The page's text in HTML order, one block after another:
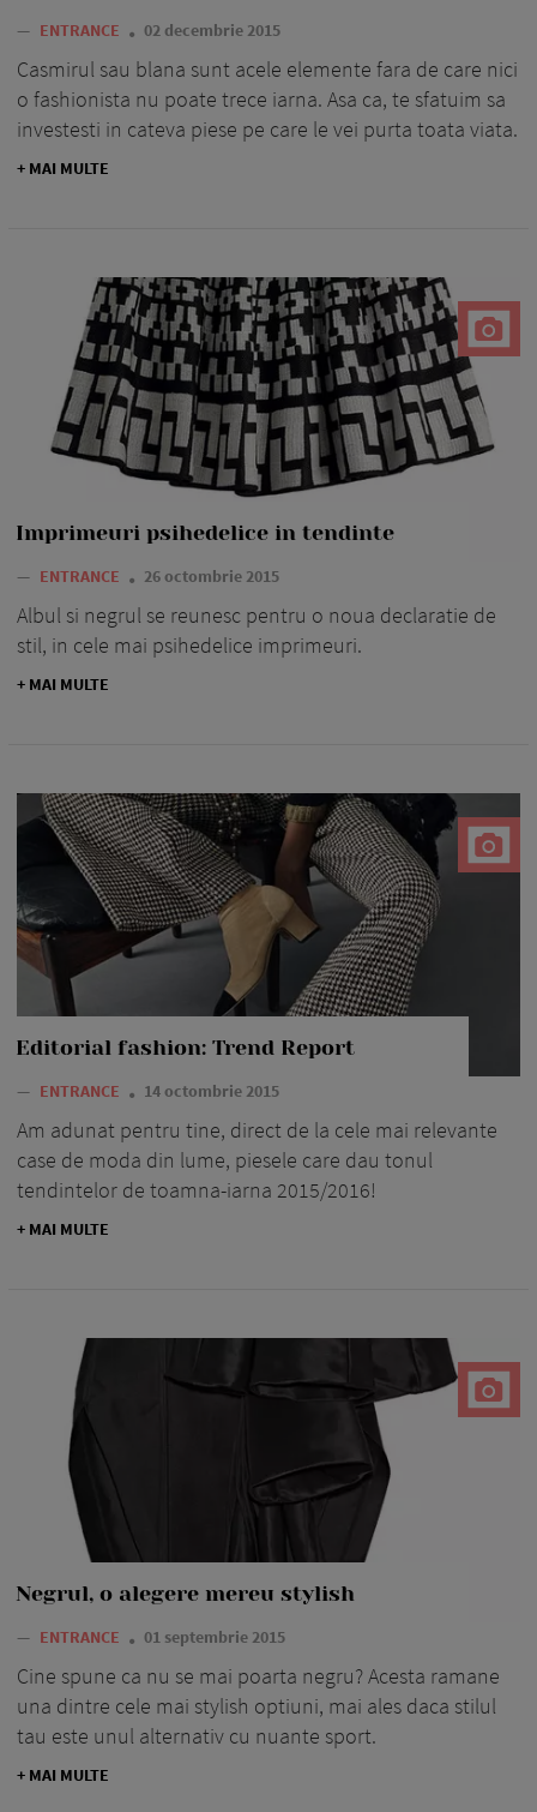
— ENTRANCE 02 decembrie 2015
Casmirul sau blana sunt acele elemente fara de care nici
o fashionista nu poate trece iarna. Asa ca, te sfatuim sa
investesti in cateva piese pe care le vei purta toata viata.
+ MAI MULTE
Imprimeuri psihedelice in tendinte
— ENTRANCE 26 octombrie 2015
Albul si negrul se reunesc pentru o noua declaratie de
stil, in cele mai psihedelice imprimeuri.
+ MAI MULTE
Editorial fashion: Trend Report
— ENTRANCE 14 octombrie 2015
Am adunat pentru tine, direct de la cele mai relevante
case de moda din lume, piesele care dau tonul
tendintelor de toamna-iarna 2015/2016!
+ MAI MULTE
Negrul, o alegere mereu stylish
— ENTRANCE 01 septembrie 2015
Cine spune ca nu se mai poarta negru? Acesta ramane
una dintre cele mai stylish optiuni, mai ales daca stilul
tau este unul alternativ cu nuante sport.
+ MAI MULTE